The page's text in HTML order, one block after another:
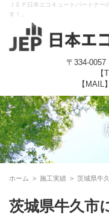
ＪＥＰ日本エコキュートパートナ
す！」
〒334-
【
【
ホーム > 施工実績 > 茨城県牛
茨城県牛久市